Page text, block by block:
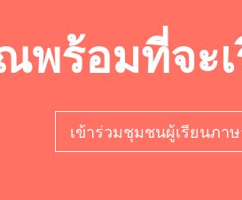
พร้อมที่จะเ
เข้าร่วมชุมชนผู้เรียนภาษ